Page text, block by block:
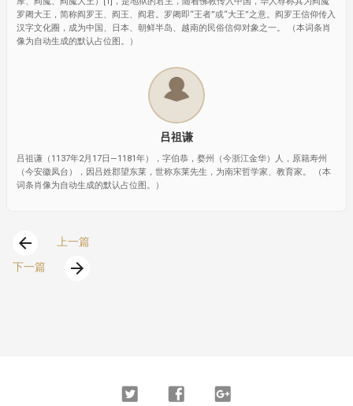
罗阇大王，简称阎罗王、阎王、阎君。罗阇即“王者”或“大王”之意。阎罗王信仰传入
汉字文化圈，成为中国、日本、朝鲜半岛、越南的民俗信仰对象之一。 （本词条肖
像为自动生成的默认占位图。）
吕祖谦
吕祖谦（1137年2月17日—1181年），字伯恭，婺州（今浙江金华）人，原籍寿州
（今安徽凤台），因吕姓郡望东莱，世称东莱先生，为南宋哲学家、教育家。 （本
词条肖像为自动生成的默认占位图。）
arrow_back
上一篇
下一篇
arrow_forward
Twitter FacebookGoogle